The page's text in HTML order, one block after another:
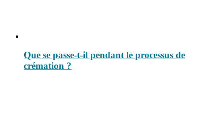
Que se passe-t-il pendant le processus de
crémation ?